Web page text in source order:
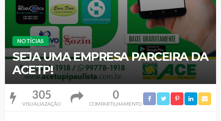
NOTÍCIAS
SEJA UMA EMPRESA PARCEIRA DA
ACETP!
305
VISUALIAZAÇÃO
0
COMPARTILHAMENTO